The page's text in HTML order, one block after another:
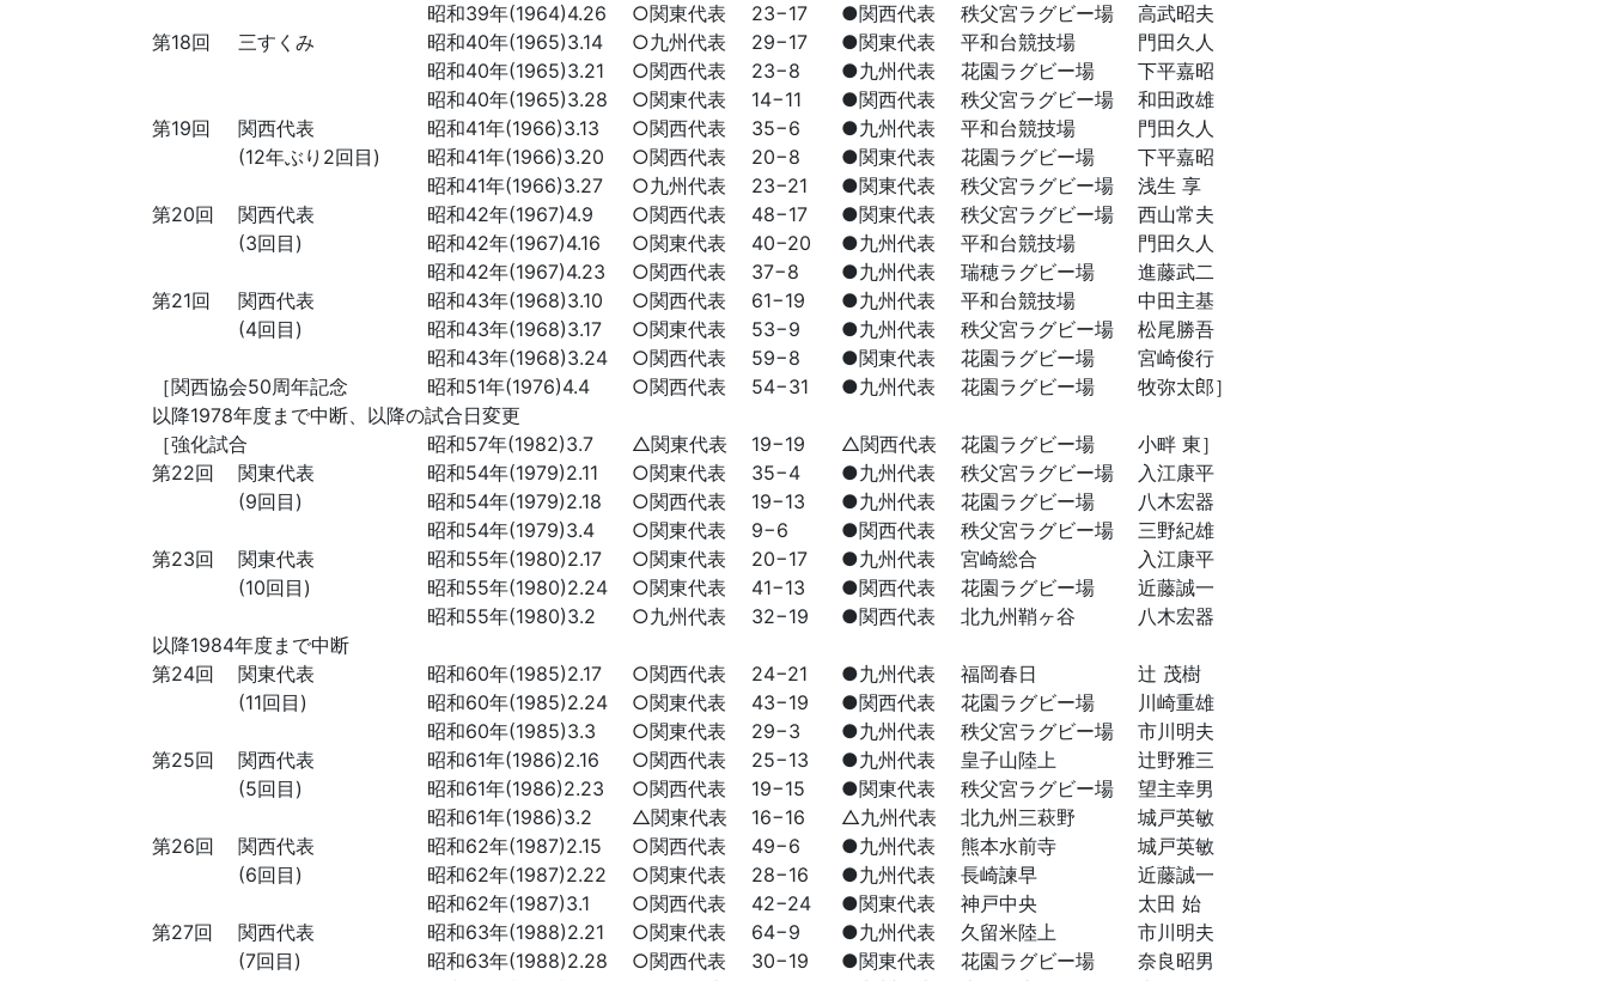
昭和39年(1964)4.26
○関東代表 23−17 ●関西代表 秩父宮ラグビー場
高武昭夫
第18回
三すくみ 昭和40年(1965)3.14 ○九州代表 29−17 ●関東代表 平和台競技場
門田久人
昭和40年(1965)3.21
○関西代表 23−8 ●九州代表 花園ラグビー場
下平嘉昭
昭和40年(1965)3.28
○関東代表 14−11 ●関西代表 秩父宮ラグビー場
和田政雄
第19回
関西代表 昭和41年(1966)3.13 ○関西代表 35−6 ●九州代表 平和台競技場
門田久人
(12年ぶり2回目)
昭和41年(1966)3.20 ○関西代表 20−8 ●関東代表 花園ラグビー場
下平嘉昭
昭和41年(1966)3.27
○九州代表 23−21 ●関東代表 秩父宮ラグビー場
浅生 享
第20回
関西代表 昭和42年(1967)4.9 ○関西代表 48−17 ●関東代表 秩父宮ラグビー場
西山常夫
(3回目)
昭和42年(1967)4.16 ○関東代表 40−20 ●九州代表 平和台競技場
門田久人
昭和42年(1967)4.23
○関西代表 37−8 ●九州代表 瑞穂ラグビー場
進藤武二
第21回
関西代表 昭和43年(1968)3.10 ○関西代表 61−19 ●九州代表 平和台競技場
中田主基
(4回目)
昭和43年(1968)3.17 ○関東代表 53−9 ●九州代表 秩父宮ラグビー場
松尾勝吾
昭和43年(1968)3.24
○関西代表 59−8 ●関東代表 花園ラグビー場
宮崎俊行
［関西協会50周年記念
昭和51年(1976)4.4 ○関西代表 54−31 ●九州代表 花園ラグビー場
牧弥太郎］
以降1978年度まで中断、以降の試合日変更
［強化試合
昭和57年(1982)3.7 △関東代表 19−19 △関西代表 花園ラグビー場
小畔 東］
第22回
関東代表 昭和54年(1979)2.11 ○関東代表 35−4 ●九州代表 秩父宮ラグビー場
入江康平
(9回目)
昭和54年(1979)2.18 ○関西代表 19−13 ●九州代表 花園ラグビー場
八木宏器
昭和54年(1979)3.4
○関東代表 9−6 ●関西代表 秩父宮ラグビー場
三野紀雄
第23回
関東代表 昭和55年(1980)2.17 ○関東代表 20−17 ●九州代表 宮崎総合
入江康平
(10回目)
昭和55年(1980)2.24 ○関東代表 41−13 ●関西代表 花園ラグビー場
近藤誠一
昭和55年(1980)3.2
○九州代表 32−19 ●関西代表 北九州鞘ヶ谷
八木宏器
以降1984年度まで中断
第24回
関東代表 昭和60年(1985)2.17 ○関西代表 24−21 ●九州代表 福岡春日
辻 茂樹
(11回目)
昭和60年(1985)2.24 ○関東代表 43−19 ●関西代表 花園ラグビー場
川崎重雄
昭和60年(1985)3.3
○関東代表 29−3 ●九州代表 秩父宮ラグビー場
市川明夫
第25回
関西代表 昭和61年(1986)2.16 ○関西代表 25−13 ●九州代表 皇子山陸上
辻野雅三
(5回目)
昭和61年(1986)2.23 ○関西代表 19−15 ●関東代表 秩父宮ラグビー場
望主幸男
昭和61年(1986)3.2
△関東代表 16−16 △九州代表 北九州三萩野
城戸英敏
第26回
関西代表 昭和62年(1987)2.15 ○関西代表 49−6 ●九州代表 熊本水前寺
城戸英敏
(6回目)
昭和62年(1987)2.22 ○関東代表 28−16 ●九州代表 長崎諫早
近藤誠一
昭和62年(1987)3.1
○関西代表 42−24 ●関東代表 神戸中央
太田 始
第27回
関西代表 昭和63年(1988)2.21 ○関東代表 64−9 ●九州代表 久留米陸上
市川明夫
(7回目)
昭和63年(1988)2.28 ○関西代表 30−19 ●関東代表 花園ラグビー場
奈良昭男